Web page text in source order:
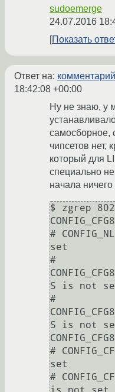
sudoemerge
24.07.2016
Показать
Ответ на: комментарий
18:42:08 +00:00
Ну не знаю, у
самосборное,
чипсетов нет,
который для
специально не
начала
$ zgrep
#
set
#
S is not
#
S is not
#
set
#